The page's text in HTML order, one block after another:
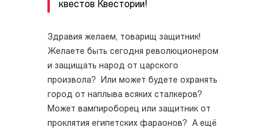
квестов Квестории!
Здравия желаем, товарищ защитник!
Желаете быть сегодня революционером
и защищать народ от царского
произвола? Или может будете охранять
город от наплыва всяких сталкеров?
Может вампироборец или защитник от
проклятия египетских фараонов? А ещё